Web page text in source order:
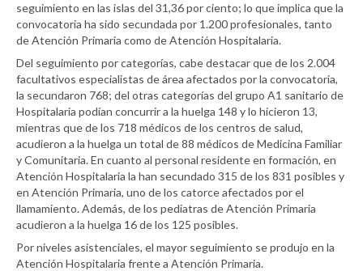
seguimiento en las islas del 31,36 por ciento; lo que implica que la
convocatoria ha sido secundada por 1.200 profesionales, tanto
de Atención Primaria como de Atención Hospitalaria.
Del seguimiento por categorías, cabe destacar que de los 2.004
facultativos especialistas de área afectados por la convocatoria,
la secundaron 768; del otras categorías del grupo A1 sanitario de
Hospitalaria podían concurrir a la huelga 148 y lo hicieron 13,
mientras que de los 718 médicos de los centros de salud,
acudieron a la huelga un total de 88 médicos de Medicina Familiar
y Comunitaria. En cuanto al personal residente en formación, en
Atención Hospitalaria la han secundado 315 de los 831 posibles y
en Atención Primaria, uno de los catorce afectados por el
llamamiento. Además, de los pediatras de Atención Primaria
acudieron a la huelga 16 de los 125 posibles.
Por niveles asistenciales, el mayor seguimiento se produjo en la
Atención Hospitalaria frente a Atención Primaria.